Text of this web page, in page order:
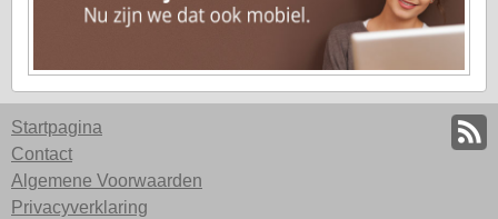
Startpagina
Contact
Algemene Voorwaarden
Privacyverklaring